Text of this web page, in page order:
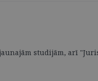
studijām, arī